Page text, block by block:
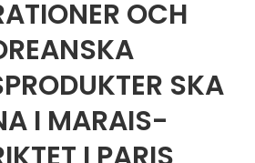
OCH
SKA
I MARAIS-